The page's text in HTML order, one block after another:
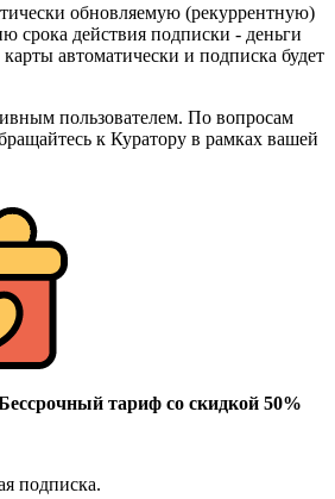
обновляемую (рекуррентную)
срока действия подписки - деньги
автоматически и подписка будет
пользователем. По вопросам
к Куратору в рамках вашей
тариф со скидкой 50%
подписка.